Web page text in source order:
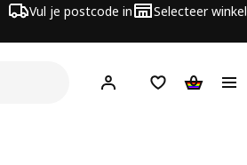
Vul je postcode in Selecteer winkel
Hej! Log in